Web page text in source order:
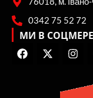
0342 75 52 72
МИ В
F
a
X
-
I
n
a